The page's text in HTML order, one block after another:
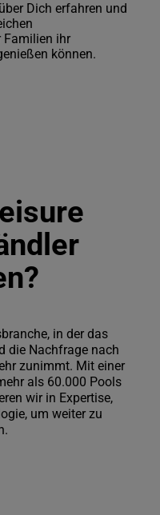
Dich erfahren und
Familien ihr
können.
in der das
die Nachfrage nach
zunimmt. Mit einer
als 60.000 Pools
wir in Expertise,
um weiter zu